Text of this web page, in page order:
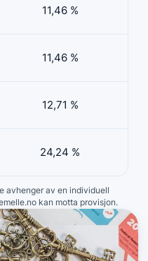
11,46 %
11,46 %
12,71 %
24,24 %
avhenger av en individuell
kan motta provisjon.